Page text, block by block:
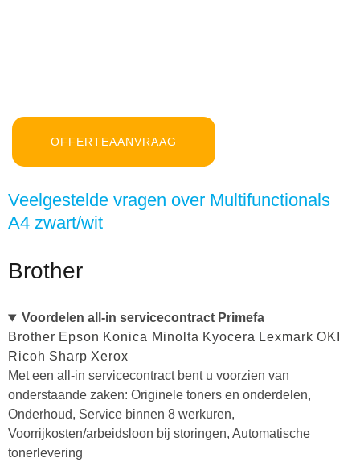
OFFERTEAANVRAAG
Veelgestelde vragen over Multifunctionals
A4 zwart/wit
Brother
Voordelen all-in servicecontract Primefa
Brother Epson Konica Minolta Kyocera Lexmark OKI
Ricoh Sharp Xerox
Met een all-in servicecontract bent u voorzien van
onderstaande zaken: Originele toners en onderdelen,
Onderhoud, Service binnen 8 werkuren,
Voorrijkosten/arbeidsloon bij storingen, Automatische
tonerlevering